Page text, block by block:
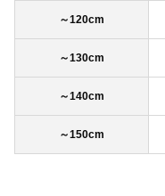
～120cm
～130cm
～140cm
～150cm